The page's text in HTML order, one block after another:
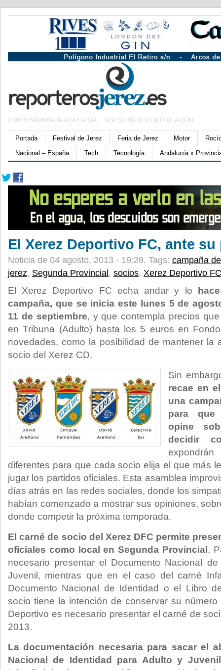
CORRESPONSALÍA A LA CARTA ASESORÍA DE COMUNICACIÓN
Portada Festival de Jerez Feria de Jerez Motor
Nacional – España
Tech Tecnología Andalucía x
El Xerez Deportivo FC, ante
Noticia de 04 agosto, 2013 - 19:28. Tags: campaña
jerez, Segunda Provincial , socios, Xerez Deportivo FC
El Xerez Deportivo FC echa andar y lo
campaña, que se inicia este lunes 5 de
11 de septiembre, y que contempla precios
en Tribuna (Adulto) hasta los 5 euros en
novedades, como la posibilidad de mantener la
socio del Xerez CD.
Sin
recae en
una
para que
opine
decidir
diferentes para que cada socio elija el que más
jugar los partidos oficiales. Esta asamblea
días atrás en las redes sociales, donde los
habían comenzado a mostrar sus opiniones,
donde competir la próxima temporada.
El carné de socio del Xerez DFC permite
oficiales como local en Segunda Provincial .
necesario presentar el Documento Nacional
Juvenil, mientras que en el caso del carné
Documento Nacional de Identidad o el Libro
socio tiene la intención de conservar su
Deportivo es necesario presentar el carné de
2013.
La documentación necesaria para sacar el
Nacional de Identidad para Adulto y